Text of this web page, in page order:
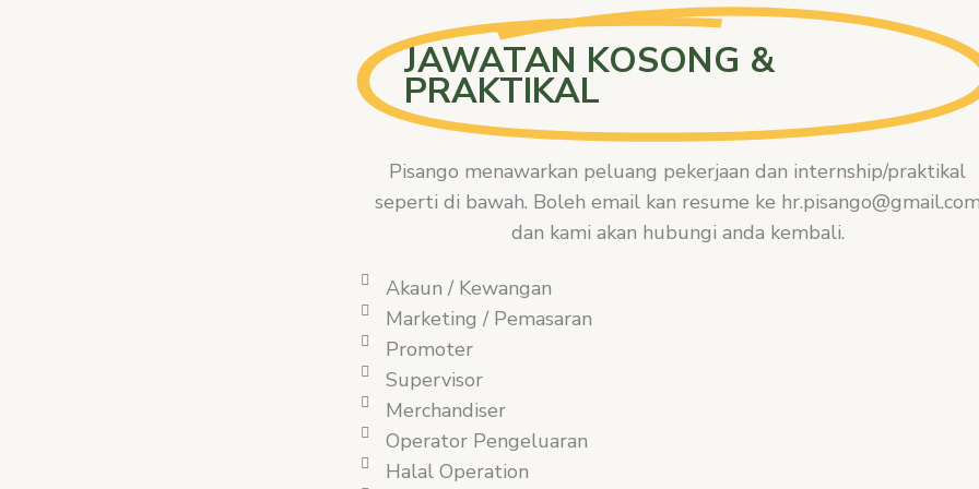
JAWATAN KOSONG &
PRAKTIKAL
Pisango menawarkan peluang pekerjaan dan internship/praktikal
seperti di bawah. Boleh email kan resume ke
dan kami akan hubungi anda kembali.
Akaun / Kewangan
Marketing / Pemasaran
Promoter
Supervisor
Merchandiser
Operator Pengeluaran
Halal Operation